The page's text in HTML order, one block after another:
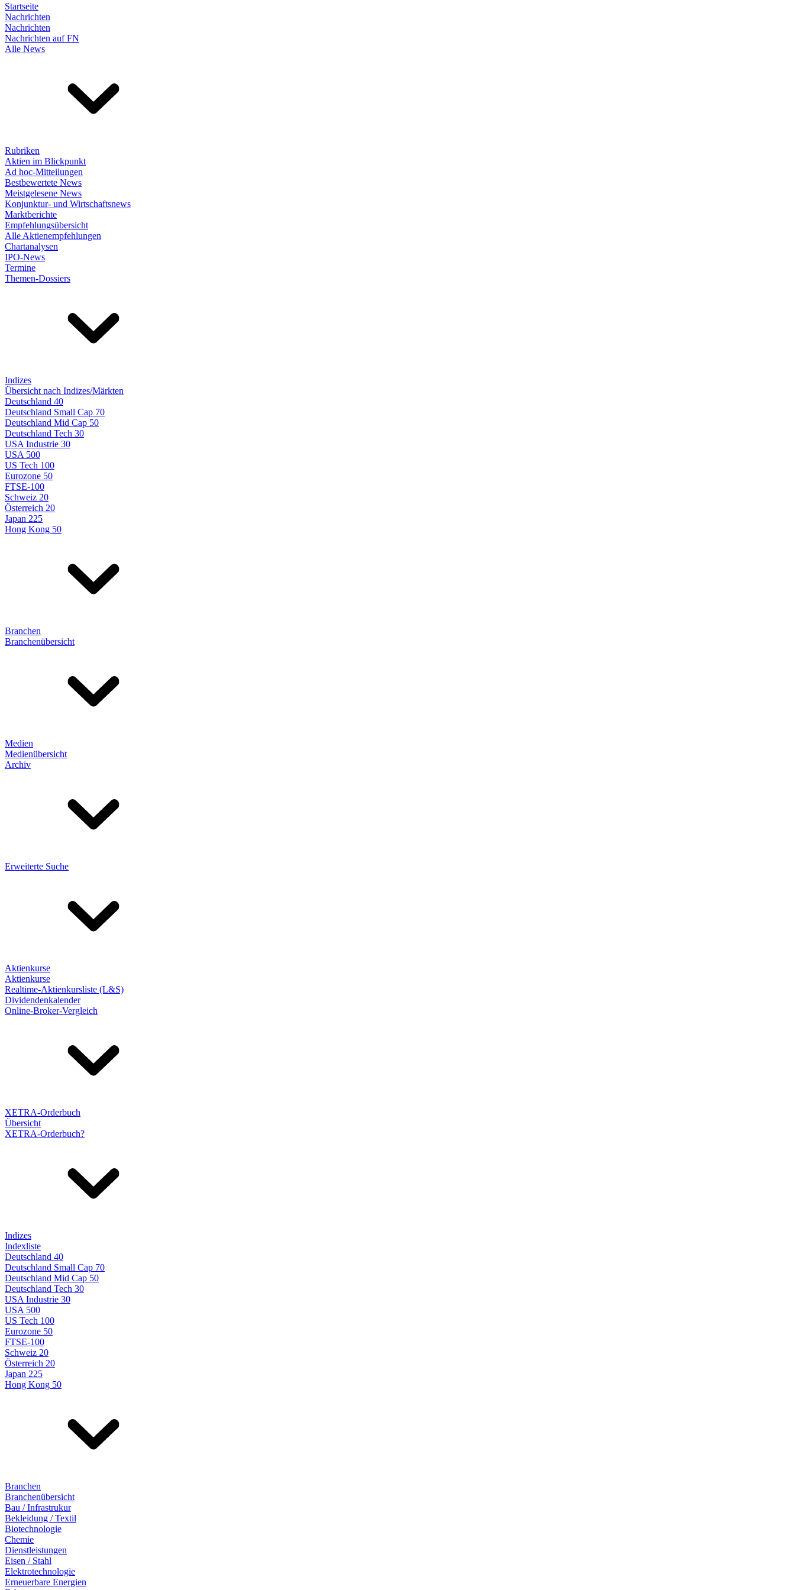
Startseite
Nachrichten
Nachrichten
Nachrichten auf FN
Alle News
Rubriken
Aktien im Blickpunkt
Ad hoc-Mitteilungen
Bestbewertete News
Meistgelesene News
Konjunktur- und Wirtschaftsnews
Marktberichte
Empfehlungsübersicht
Alle Aktienempfehlungen
Chartanalysen
IPO-News
Termine
Themen-Dossiers
Indizes
Übersicht nach Indizes/Märkten
Deutschland 40
Deutschland Small Cap 70
Deutschland Mid Cap 50
Deutschland Tech 30
USA Industrie 30
USA 500
US Tech 100
Eurozone 50
FTSE-100
Schweiz 20
Österreich 20
Japan 225
Hong Kong 50
Branchen
Branchenübersicht
Medien
Medienübersicht
Archiv
Erweiterte Suche
Aktienkurse
Aktienkurse
Realtime-Aktienkursliste (L&S)
Dividendenkalender
Online-Broker-Vergleich
XETRA-Orderbuch
Übersicht
XETRA-Orderbuch?
Indizes
Indexliste
Deutschland 40
Deutschland Small Cap 70
Deutschland Mid Cap 50
Deutschland Tech 30
USA Industrie 30
USA 500
US Tech 100
Eurozone 50
FTSE-100
Schweiz 20
Österreich 20
Japan 225
Hong Kong 50
Branchen
Branchenübersicht
Bau / Infrastrukur
Bekleidung / Textil
Biotechnologie
Chemie
Dienstleistungen
Eisen / Stahl
Elektrotechnologie
Erneuerbare Energien